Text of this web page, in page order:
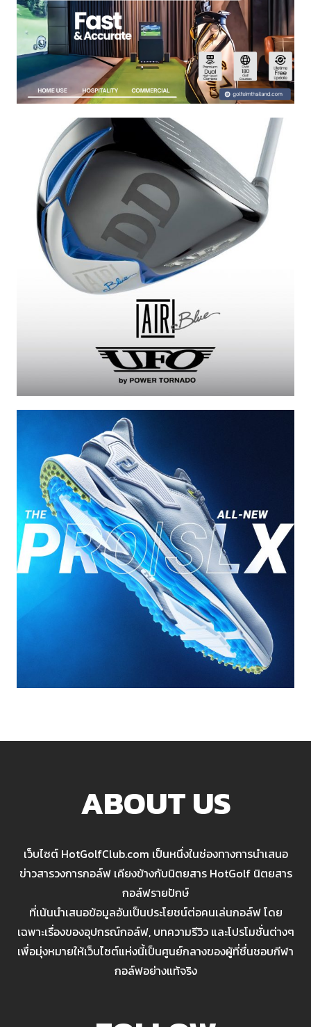
ABOUT US
เว็บไซต์ HotGolfClub.com เป็นหนึ่งในช่องทางการนำเสนอ
ข่าวสารวงการกอล์ฟ เคียงข้างกับนิตยสาร HotGolf นิตยสาร
กอล์ฟรายปักษ์
ที่เน้นนำเสนอข้อมูลอันเป็นประโยชน์ต่อคนเล่นกอล์ฟ โดย
เฉพาะเรื่องของอุปกรณ์กอล์ฟ, บทความรีวิว และโปรโมชั่นต่างๆ
เพื่อมุ่งหมายให้เว็บไซต์แห่งนี้เป็นศูนย์กลางของผู้ที่ชื่นชอบกีฬา
กอล์ฟอย่างแท้จริง